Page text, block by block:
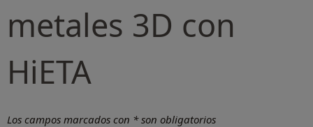
metales 3D con
HiETA
Los campos marcados con * son obligatorios